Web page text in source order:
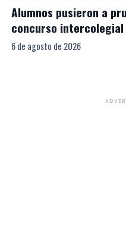
Alumnos pusieron a
concurso intercolegial
6 de agosto de 2026